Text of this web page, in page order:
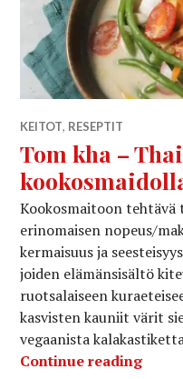
KEITOT, RESEPTIT
Tom kha –
Kookosmaitoon tehtävä
erinomaisen nopeus/
kermaisuus ja
joiden elämänsisältö
ruotsalaiseen
kasvisten kauniit värit
vegaanista
Continue readingTom